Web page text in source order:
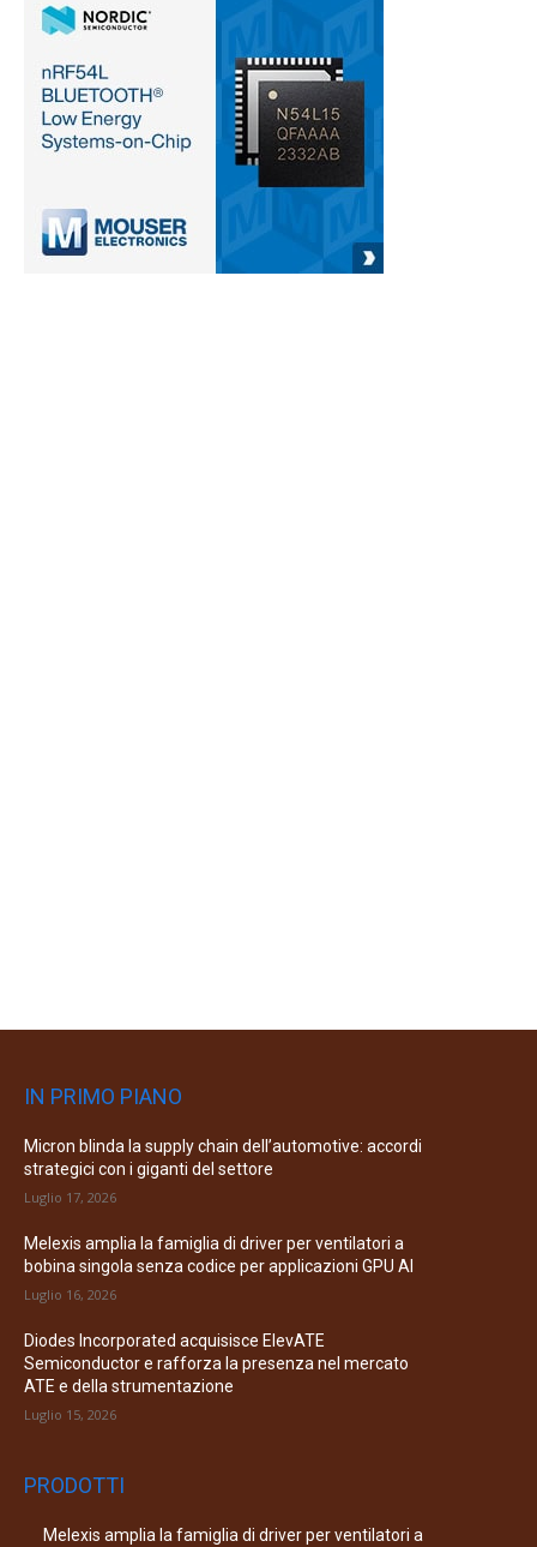
IN PRIMO PIANO
Micron blinda la supply chain dell’automotive: accordi
strategici con i giganti del settore
Luglio 17, 2026
Melexis amplia la famiglia di driver per ventilatori a
bobina singola senza codice per applicazioni GPU AI
Luglio 16, 2026
Diodes Incorporated acquisisce ElevATE
Semiconductor e rafforza la presenza nel mercato
ATE e della strumentazione
Luglio 15, 2026
PRODOTTI
Melexis amplia la famiglia di driver per ventilatori a